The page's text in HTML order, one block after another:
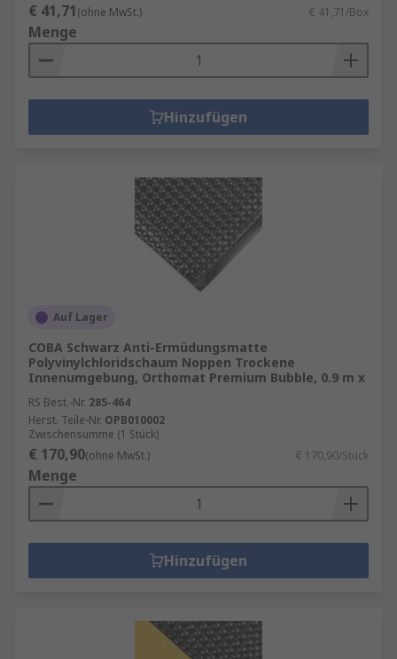
€ 41,71(ohne MwSt.) € 41,71/Box
Menge
Hinzufügen
Auf Lager
COBA Schwarz Anti-Ermüdungsmatte
Polyvinylchloridschaum Noppen Trockene
Innenumgebung, Orthomat Premium Bubble, 0.9 m x
RS Best.-Nr. 285-464
Herst. Teile-Nr. OPB010002
Zwischensumme (1 Stück)
€ 170,90(ohne MwSt.) € 170,90/Stück
Menge
Hinzufügen